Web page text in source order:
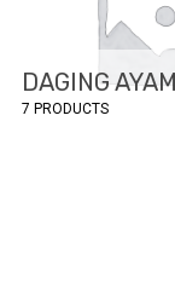
DAGING
7 PRODUCTS